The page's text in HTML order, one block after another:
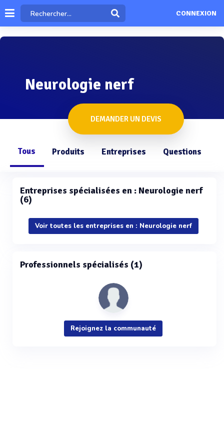
CONNEXION
Neurologie nerf
DEMANDER UN DEVIS
Tous Produits Entreprises Questions
Entreprises spécialisées en : Neurologie nerf
(6)
Voir toutes les entreprises en : Neurologie nerf
Professionnels spécialisés (1)
Rejoignez la communauté